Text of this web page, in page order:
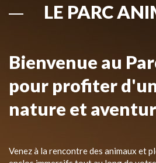
LE PARC
Bienvenue au
pour profiter
nature et
Venez à la rencontre des animaux et